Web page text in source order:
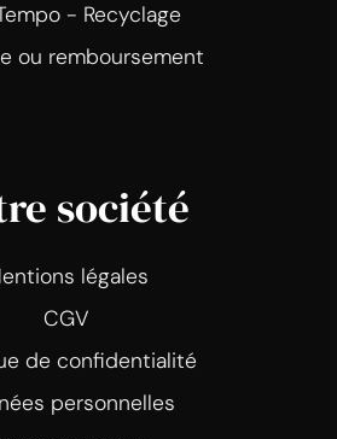
- Recyclage
ou remboursement
société
légales
CGV
de confidentialité
personnelles